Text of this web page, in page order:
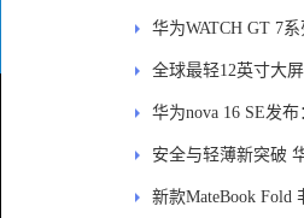
录
华为WATCH GT 7
新体验
全球最轻12英寸大
MatePad Pro正式发布
华为nova 16 SE发
安全与轻薄新突破
区双像素技术防窥屏
新款MateBook Fold